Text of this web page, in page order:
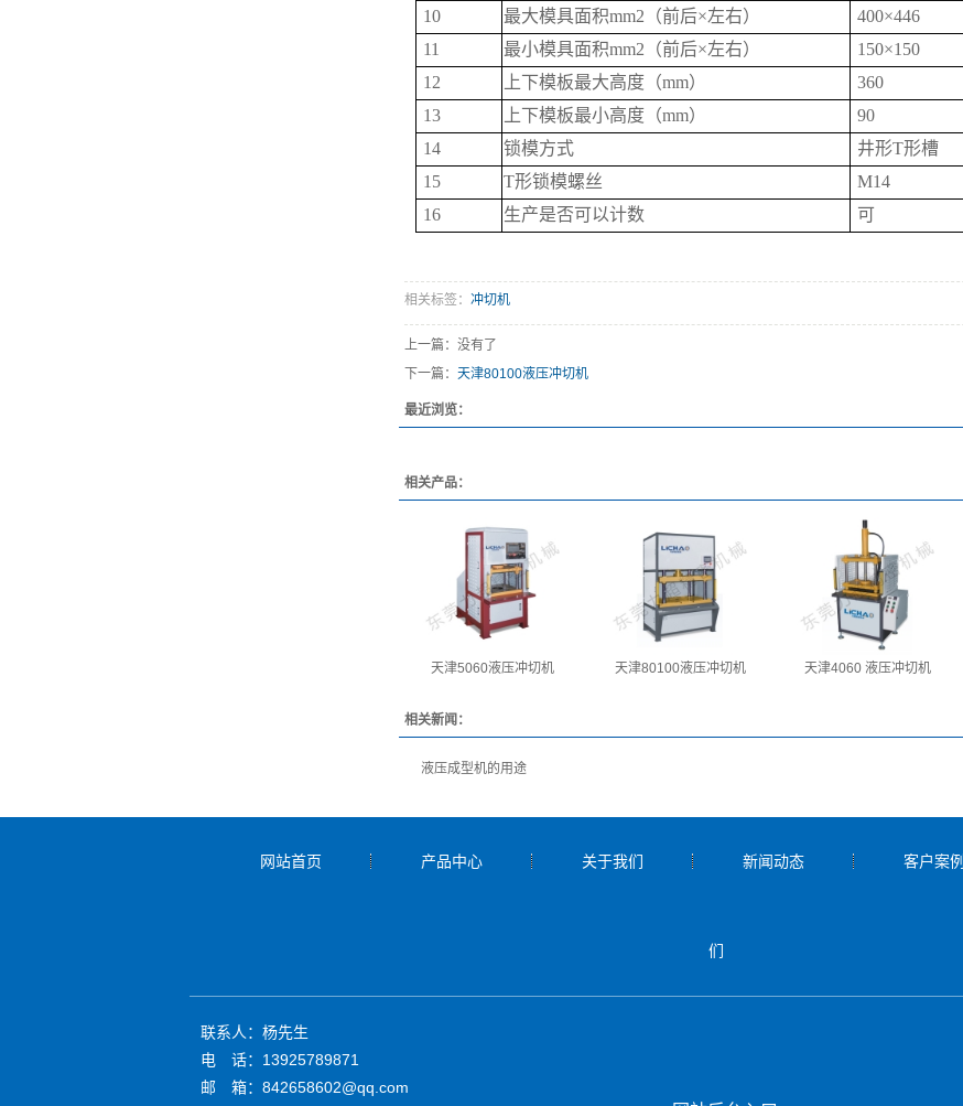
10
最大模具面积mm2（前后×左右）
400×446
11
最小模具面积mm2（前后×左右）
150×150
12
上下模板最大高度（mm）
360
13
上下模板最小高度（mm）
90
14
锁模方式
井形T形槽
15
T形锁模螺丝
M14
16
生产是否可以计数 可
相关标签： 冲切机
上一篇：没有了
下一篇： 天津80100液压冲切机
最近浏览：
相关产品：
天津5060液压冲切机 天津80100液压冲切机 天津4060 液压冲切机
相关新闻：
液压成型机的用途
网站首页 产品中心 关于我们 新闻动态 客户案例
们
联系人：杨先生
电 话：13925789871
邮 箱：842658602@qq.com